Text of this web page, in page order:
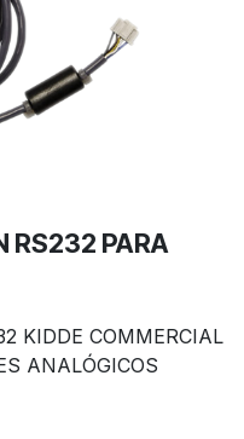
RS232 PARA
KIDDE COMMERCIAL
ANALÓGICOS